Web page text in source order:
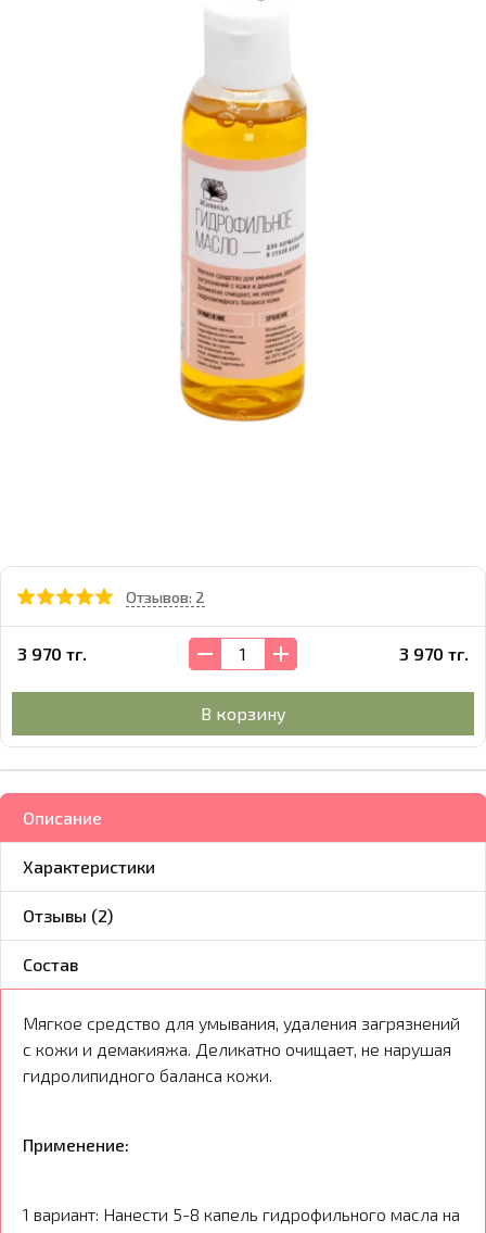
Отзывов: 2
3 970 тг. 3 970 тг.
В корзину
Описание
Характеристики
Отзывы (2)
Состав
Мягкое средство для умывания, удаления загрязнений
с кожи и демакияжа. Деликатно очищает, не нарушая
гидролипидного баланса кожи.
Применение:
1 вариант: Нанести 5-8 капель гидрофильного масла на